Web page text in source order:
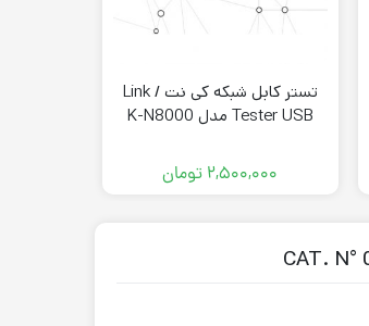
تستر کابل شبکه کی نت / Link
Tester USB مدل K-N8000
۲,۵۰۰,۰۰۰ تومان